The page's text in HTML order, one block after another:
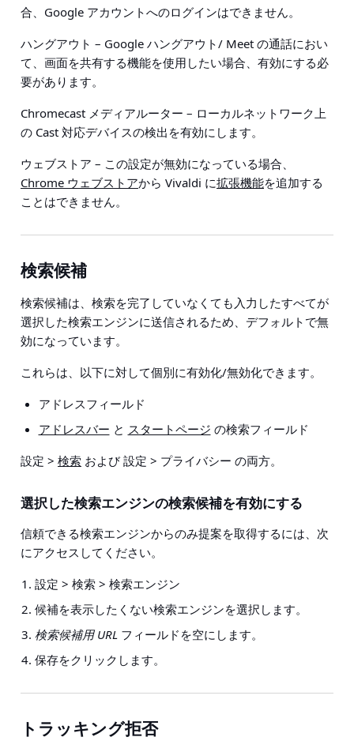
合、Google アカウントへのログインはできません。
ハングアウト – Google ハングアウト/ Meet の通話におい
て、画面を共有する機能を使用したい場合、有効にする必
要があります。
Chromecast メディアルーター – ローカルネットワーク上
の Cast 対応デバイスの検出を有効にします。
ウェブストア – この設定が無効になっている場合、
Chrome ウェブストアから Vivaldi に拡張機能を追加する
ことはできません。
検索候補
検索候補は、検索を完了していなくても入力したすべてが
選択した検索エンジンに送信されるため、デフォルトで無
効になっています。
これらは、以下に対して個別に有効化/無効化できます。
アドレスフィールド
アドレスバー と スタートページ の検索フィールド
設定 > 検索 および設定 > プライバシー の両方。
選択した検索エンジンの検索候補を有効にする
信頼できる検索エンジンからのみ提案を取得するには、次
にアクセスしてください。
設定 > 検索 > 検索エンジン
候補を表示したくない検索エンジンを選択します。
検索候補用 URL フィールドを空にします。
保存をクリックします。
トラッキング拒否